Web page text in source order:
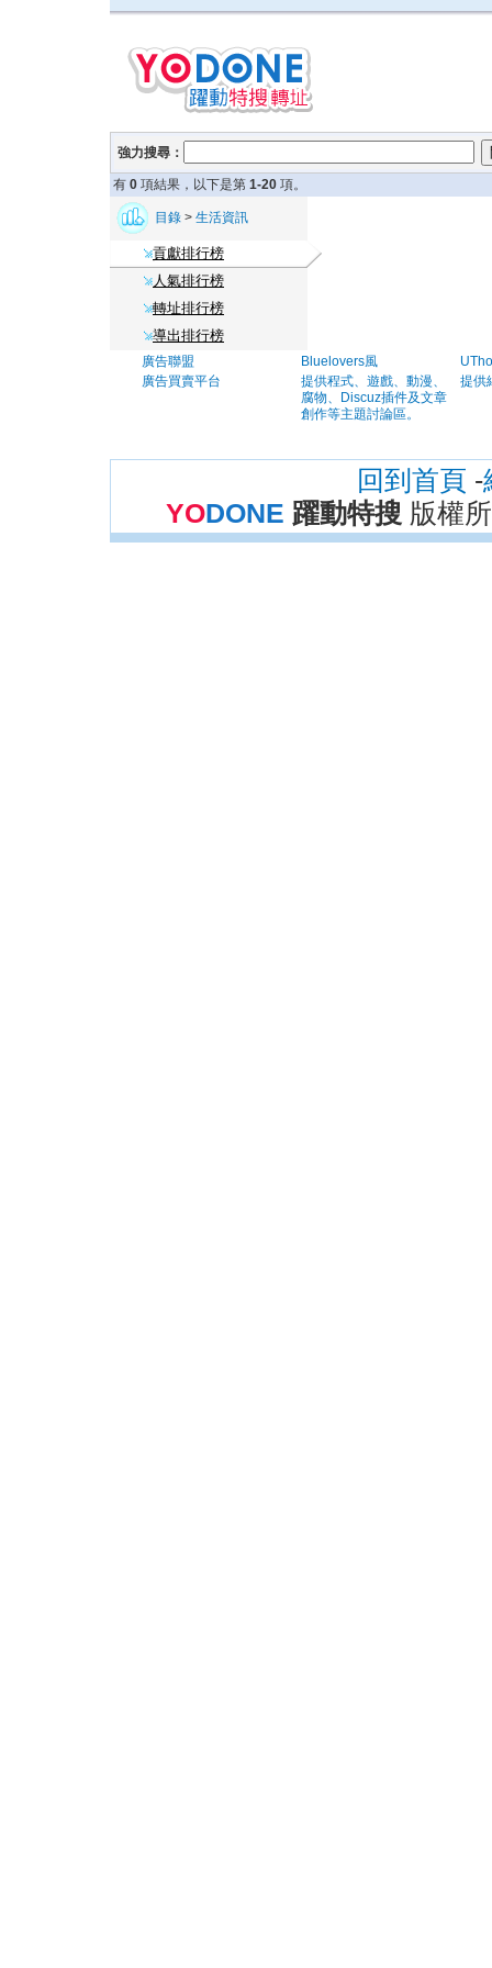
強力搜尋：
有 0 項結果，以下是第 1-20 項。
目錄 > 生活資訊
貢獻排行榜
人氣排行榜
轉址排行榜
導出排行榜
廣告聯盟
廣告買賣平台
Bluelovers風
提供程式、遊戲、動漫、
腐物、Discuz插件及文章
創作等主題討論區。
提供
回到首頁 -
YODONE 躍動特搜 版權